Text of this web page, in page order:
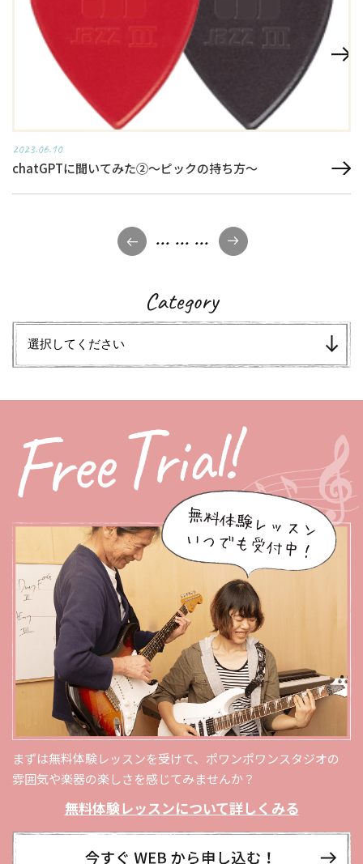
2023.06.10
chatGPTに聞いてみた②～ピックの持ち方～
... ... ...
Category
まずは無料体験レッスンを受けて、ポワンポワンスタジオの
雰囲気や楽器の楽しさを感じてみませんか？
無料体験レッスンについて詳しくみる